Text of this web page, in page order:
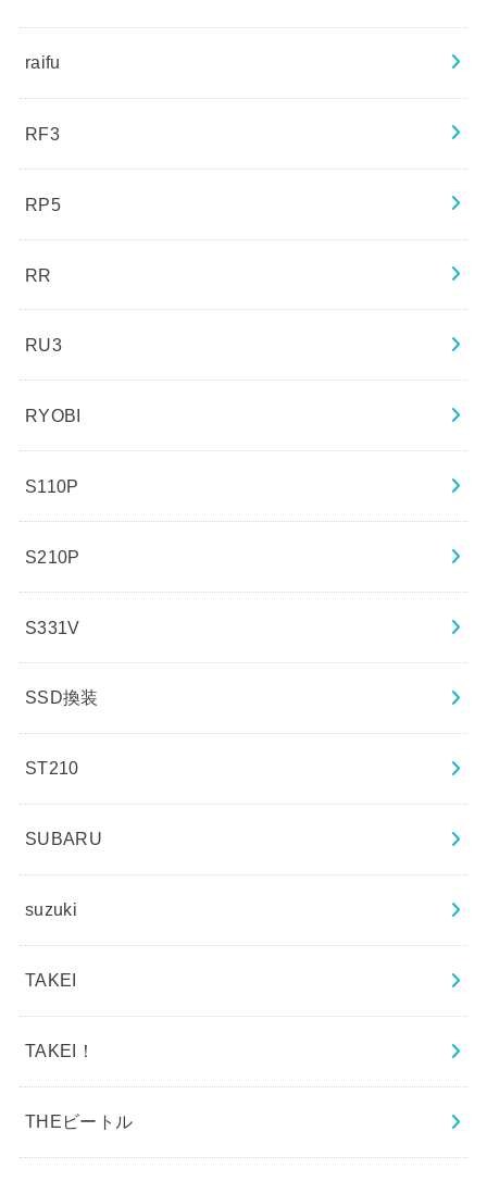
raifu
RF3
RP5
RR
RU3
RYOBI
S110P
S210P
S331V
SSD換装
ST210
SUBARU
suzuki
TAKEI
TAKEI！
THEビートル